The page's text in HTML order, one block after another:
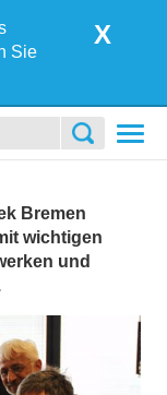
Sie
X
Bremen
wichtigen
und